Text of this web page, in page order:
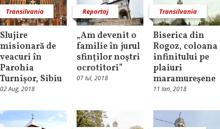
Transilvania
Slujire
misionară de
veacuri în
Parohia
Turnișor, Sibiu
02 Aug, 2018
Reportaj
„Am devenit o
familie în jurul
sfinţilor noştri
ocrotitori”
07 Iul, 2018
Transilvania
Biserica din
Rogoz, coloana
infinitului pe
plaiuri
maramureşene
11 Ian, 2018